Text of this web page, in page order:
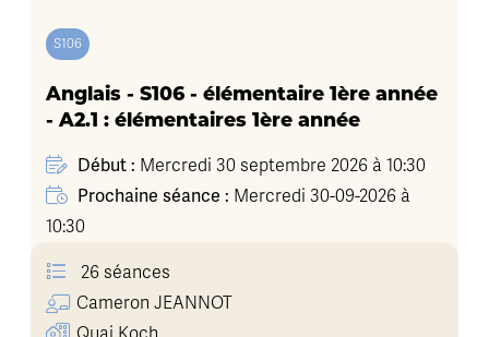
S106
Anglais - S106 - élémentaire 1ère année
- A2.1 : élémentaires 1ère année
Début : Mercredi 30 septembre 2026 à 10:30
Prochaine séance : Mercredi 30-09-2026 à
10:30
26 séances
Cameron JEANNOT